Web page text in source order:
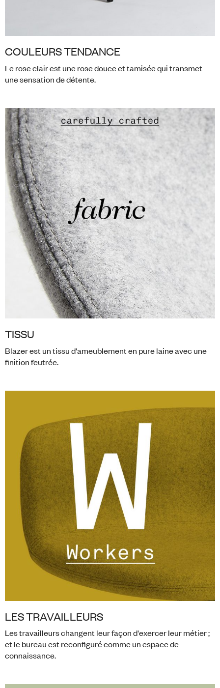
COULEURS TENDANCE
Le rose clair est une rose douce et tamisée qui transmet
une sensation de détente.
TISSU
Blazer est un tissu d'ameublement en pure laine avec une
finition feutrée.
LES TRAVAILLEURS
Les travailleurs changent leur façon d'exercer leur métier ;
et le bureau est reconfiguré comme un espace de
connaissance.